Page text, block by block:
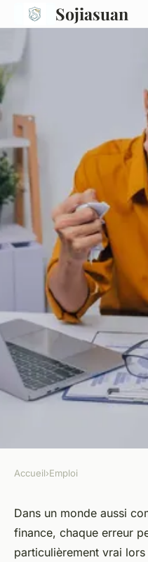
Sojiasuan
les erreurs à
rédaction
Accueil›Emploi
Dans un monde aussi
finance, chaque erreur
particulièrement vrai